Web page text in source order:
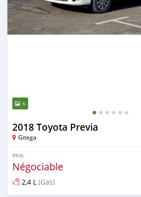
6
2018 Toyota Previa
Gitega
PRIX
Négociable
2,4 L (Gas)